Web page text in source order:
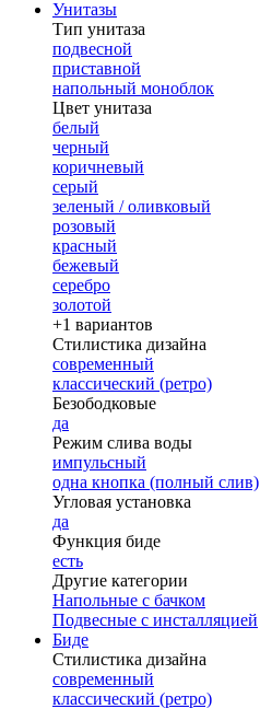
Унитазы
Тип унитаза
подвесной
приставной
напольный моноблок
Цвет унитаза
белый
черный
коричневый
серый
зеленый / оливковый
розовый
красный
бежевый
серебро
золотой
+1 вариантов
Стилистика дизайна
современный
классический (ретро)
Безободковые
да
Режим слива воды
импульсный
одна кнопка (полный слив)
Угловая установка
да
Функция биде
есть
Другие категории
Напольные с бачком
Подвесные с инсталляцией
Биде
Стилистика дизайна
современный
классический (ретро)